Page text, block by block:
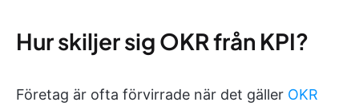
Hur skiljer sig OKR från KPI?
Företag är ofta förvirrade när det gäller OKR